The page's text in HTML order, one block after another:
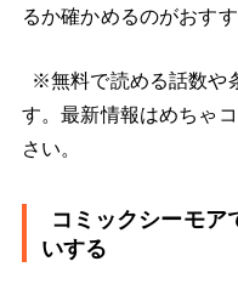
るか確かめるのがおすす
※無料で読める話数や
す。最新情報はめちゃ
さい。
コミックシーモア
いする